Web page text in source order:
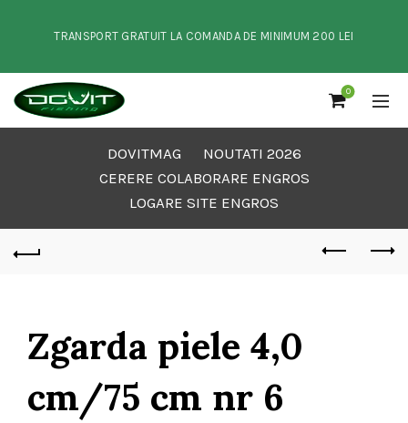
TRANSPORT GRATUIT LA COMANDA DE MINIMUM 200 LEI
0
DOVITMAG
NOUTATI 2026
CERERE COLABORARE ENGROS
LOGARE SITE ENGROS
Zgarda piele 4,0
cm/75 cm nr 6